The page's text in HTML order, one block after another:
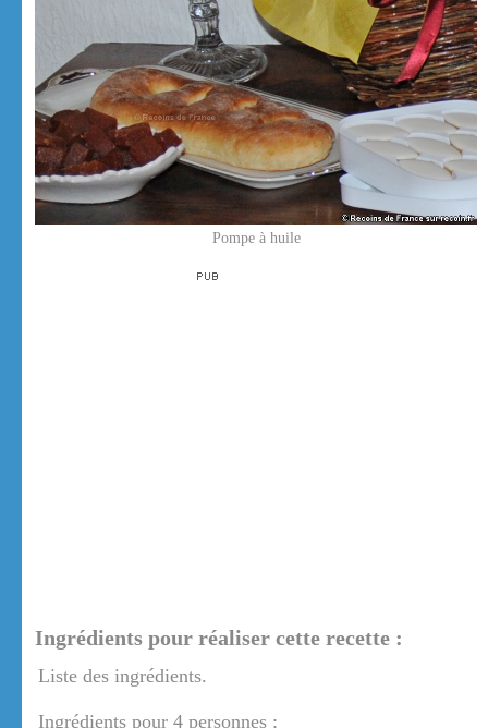
Pompe à huile
Ingrédients pour réaliser cette recette :
Liste des ingrédients.
Ingrédients pour 4 personnes :